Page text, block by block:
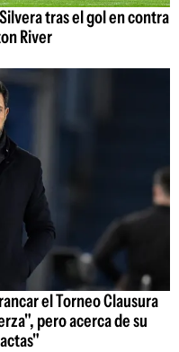
tras el gol en contra
River
el Torneo Clausura
pero acerca de su